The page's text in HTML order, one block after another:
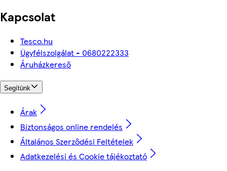
Kapcsolat
Tesco.hu
Ügyfélszolgálat - 0680222333
Áruházkereső
Segítünk
Árak
Biztonságos online rendelés
Általános Szerződési Feltételek
Adatkezelési és Cookie tájékoztató